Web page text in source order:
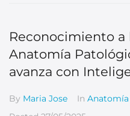
Reconocimiento a
Anatomía
avanza con
By Maria Jose In